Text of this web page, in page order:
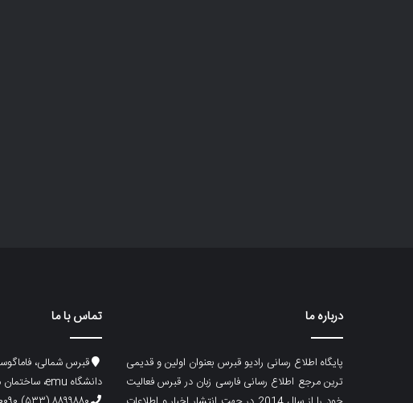
درباره ما
پایگاه اطلاع رسانی رادیو قبرس بعنوان اولین و قدیمی
ترین مرجع اطلاع رسانی فارسی زبان در قبرس فعالیت
تماس با ما
قبرس شمالی،
دانشگاه emu، ساختمان ماگری، پلاک۲